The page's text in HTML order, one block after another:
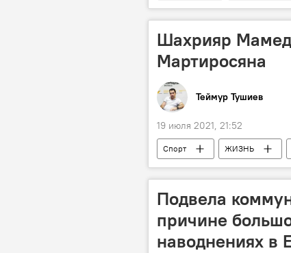
развитие
Кабинет
Шахрияр
Мартиросяна
Теймур Тушиев
19 июля 2021, 21:52
Спорт ЖИЗНЬ
Шахматы
Шахрияр
Подвела
причине
наводнениях в